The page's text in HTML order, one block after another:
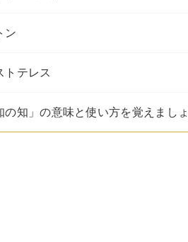
ン
トテレス
の知」の意味と使い方を覚えまし